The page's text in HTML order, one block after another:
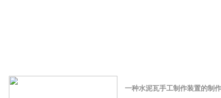
一种水泥瓦手工制作装置的制